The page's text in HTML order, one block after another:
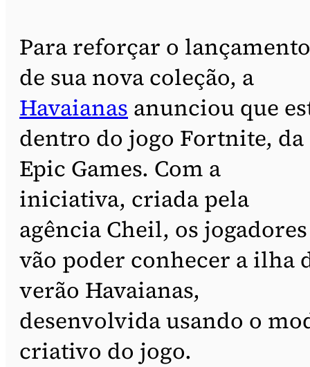
Para reforçar o lançamento
de sua nova coleção, a
Havaianas anunciou que
dentro do jogo Fortnite, da
Epic Games. Com a
iniciativa, criada pela
agência Cheil, os jogadores
vão poder conhecer a ilha
verão Havaianas,
desenvolvida usando o
criativo do jogo.